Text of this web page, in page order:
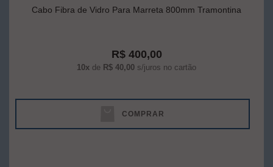
Cabo Fibra de Vidro Para Marreta 800mm Tramontina
R$ 400,00
10x de R$ 40,00 s/juros no cartão
COMPRAR